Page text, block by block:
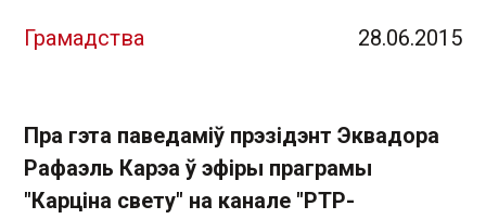
Грамадства 28.06.2015
Пра гэта паведаміў прэзідэнт Эквадора
Рафаэль Карэа ў эфіры праграмы
"Карціна свету" на канале "РТР-